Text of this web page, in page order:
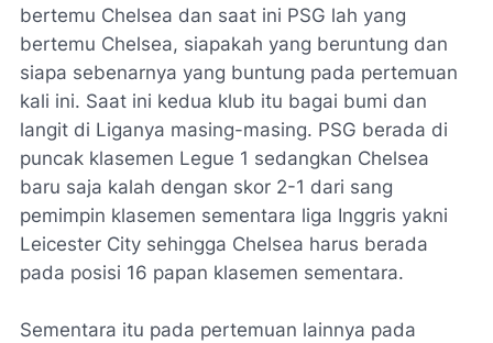
bertemu Chelsea dan saat ini PSG lah yang
bertemu Chelsea, siapakah yang beruntung dan
siapa sebenarnya yang buntung pada pertemuan
kali ini. Saat ini kedua klub itu bagai bumi dan
langit di Liganya masing-masing. PSG berada di
puncak klasemen Legue 1 sedangkan Chelsea
baru saja kalah dengan skor 2-1 dari sang
pemimpin klasemen sementara liga Inggris yakni
Leicester City sehingga Chelsea harus berada
pada posisi 16 papan klasemen sementara.
Sementara itu pada pertemuan lainnya pada